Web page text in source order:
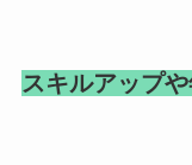
スキルアップ